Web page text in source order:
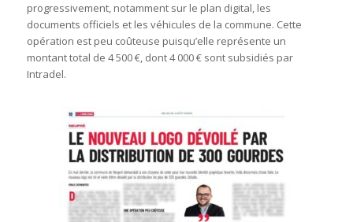
progressivement, notamment sur le plan digital, les
documents officiels et les véhicules de la commune. Cette
opération est peu coûteuse puisqu’elle représente un
montant total de 4 500 €, dont 4 000 € sont subsidiés par
Intradel.